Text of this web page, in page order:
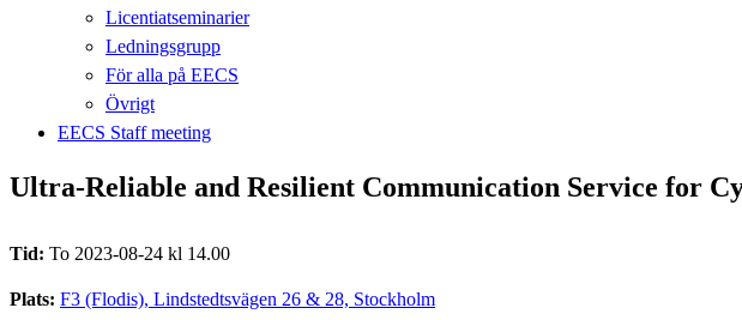
Licentiatseminarier
Ledningsgrupp
För alla på EECS
Övrigt
EECS Staff meeting
Ultra-Reliable and Resilient Communication Service for
Tid: To 2023-08-24 kl 14.00
Plats: F3 (Flodis), Lindstedtsvägen 26 & 28, Stockholm